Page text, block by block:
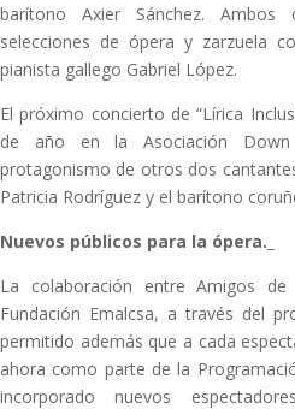
barítono Axier Sánchez.
selecciones de ópera y zarzuela
pianista gallego Gabriel López.
El próximo concierto de “Lírica
de año en la Asociación
protagonismo de otros dos
Patricia Rodríguez y el barítono
Nuevos públicos para la ópera._
La colaboración entre Amigos
Fundación Emalcsa, a través del
permitido además que a cada
ahora como parte de la
incorporado nuevos